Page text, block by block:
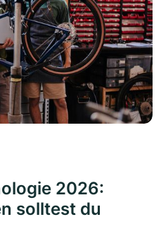
2026:
solltest du